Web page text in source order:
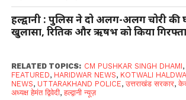
हल्द्वानी : पुलिस ने दो अलग-अलग चोरी
खुलासा, रितिक और ऋषभ को किया
RELATED TOPICS: CM PUSHKAR SINGH DHAMI,
FEATURED, HARIDWAR NEWS, KOTWALI
NEWS, UTTARAKHAND POLICE,उत्तराखंड सरकार,
अध्यक्ष हेमंत द्विवेदी,हल्द्वानी न्यूज़